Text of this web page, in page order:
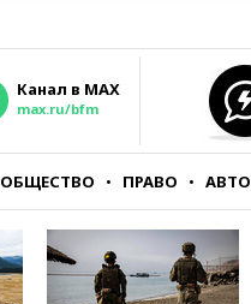
Канал в MAX
max.ru/bfm
ОБЩЕСТВО ПРАВО АВТО